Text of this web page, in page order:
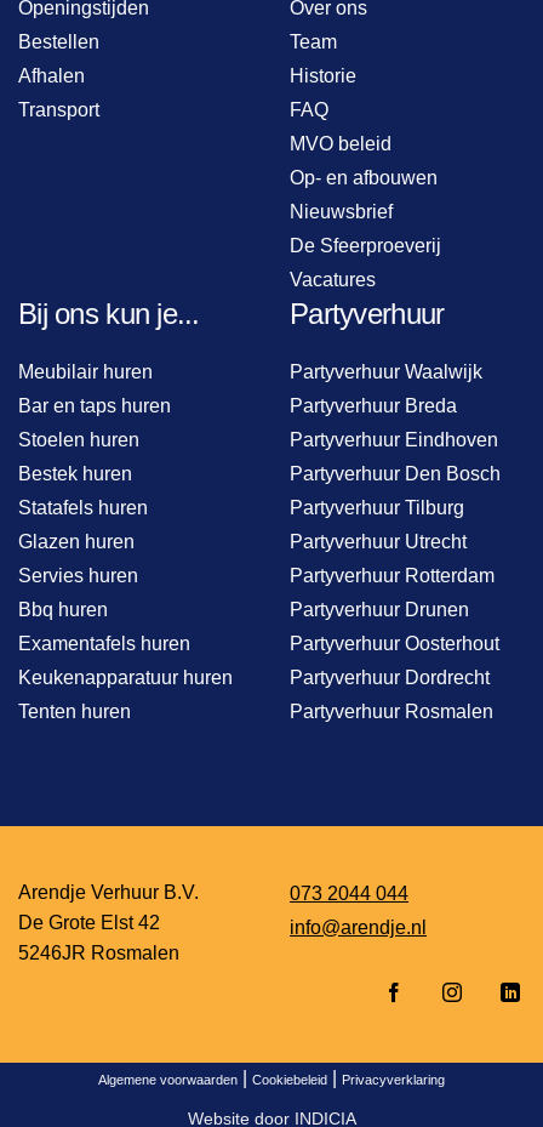
Openingstijden
Bestellen
Afhalen
Transport
Over ons
Team
Historie
FAQ
MVO beleid
Op- en afbouwen
Nieuwsbrief
De Sfeerproeverij
Vacatures
Bij ons kun je...
Meubilair huren
Bar en taps huren
Stoelen huren
Bestek huren
Statafels huren
Glazen huren
Servies huren
Bbq huren
Examentafels huren
Keukenapparatuur huren
Tenten huren
Partyverhuur
Partyverhuur Waalwijk
Partyverhuur Breda
Partyverhuur Eindhoven
Partyverhuur Den Bosch
Partyverhuur Tilburg
Partyverhuur Utrecht
Partyverhuur Rotterdam
Partyverhuur Drunen
Partyverhuur Oosterhout
Partyverhuur Dordrecht
Partyverhuur Rosmalen
Arendje Verhuur B.V.
De Grote Elst 42
5246JR Rosmalen
073 2044 044
info@arendje.nl
Algemene voorwaarden Cookiebeleid Privacyverklaring
Website door INDICIA